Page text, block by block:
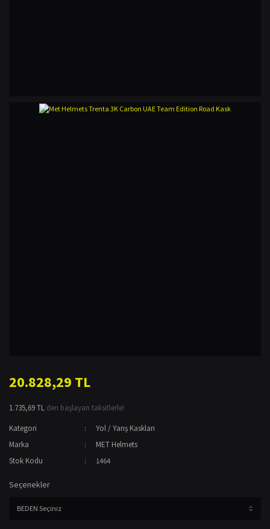
20.828,29 TL
1.735,69 TL den başlayan taksitlerle!
Kategori
Yol / Yarış Kaskları
Marka
MET Helmets
Stok Kodu
1464
Seçenekler